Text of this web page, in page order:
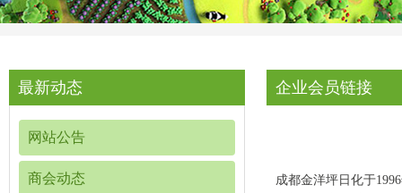
最新动态
网站公告
商会动态
企业会员链接
成都金洋坪日化于